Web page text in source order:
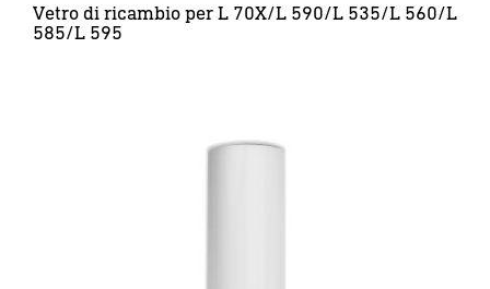
Vetro di ricambio per L 70X/L 590/L 535/L 560/L
585/L 595